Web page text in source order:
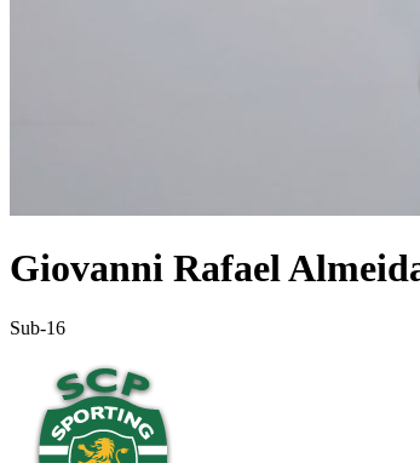
Giovanni Rafael
Sub-16